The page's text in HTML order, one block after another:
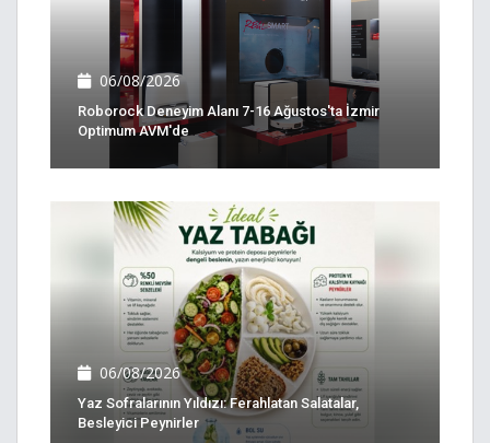
06/08/2026
Roborock Deneyim Alanı 7-16 Ağustos'ta İzmir
Optimum AVM'de
06/08/2026
Yaz Sofralarının Yıldızı: Ferahlatan Salatalar,
Besleyici Peynirler